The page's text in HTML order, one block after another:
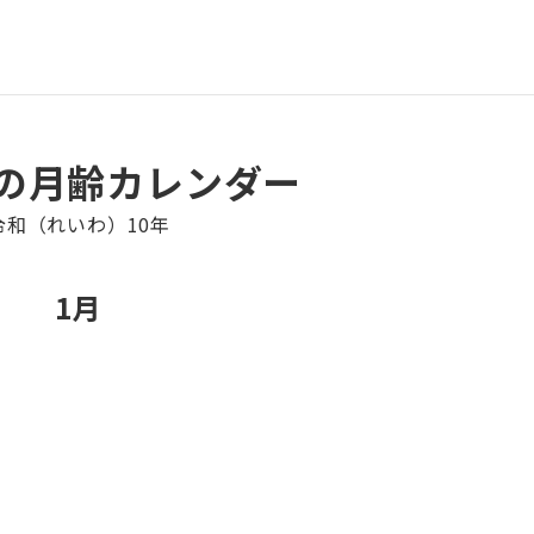
月齢カレンダー
和（れいわ）10年
1月